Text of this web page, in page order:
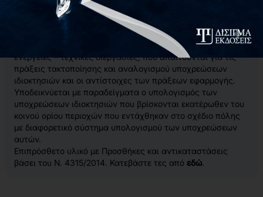
παράθεση και ανάλυση του βασικού νομοθετικού πλαισίου,
ανάπτυξη κριτηρίων αρτιότητας, οικοδομησιμότητας και
κατάτμησης των οικοπέδων. Δίνονται οι βασικές
κατευθύνσεις, η απαιτούμενη έρευνα και οι διοικητικές
ενέργειες – τεχνικές διεργασίες, που απαιτούνται για τις
πράξεις τακτοποίησης και αναλογισμού υποχρεώσεων
ιδιοκτησιών και οι αντίστοιχες των πράξεων εφαρμογής.
Υποδεικνύεται με παραδείγματα ο υπολογισμός των
υποχρεώσεων ιδιοκτησιών που βρίσκονται εκατέρωθεν του
κοινού ορίου περιοχών που εντάχθηκαν στο σχέδιο πόλης
με διαφορετικό σύστημα υπολογισμού των υποχρεώσεων
αυτών.
Επιπρόσθετο υλικό με Προσθήκες και αντικαταστάσεις
βάσει του Ν. 4315/2014. Κατεβάστε τες από εδώ.